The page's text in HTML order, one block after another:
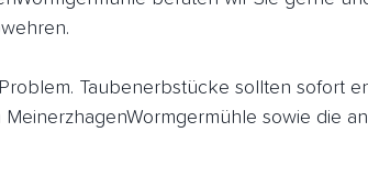
Taubenerbstücke sollten sofort
sowie die